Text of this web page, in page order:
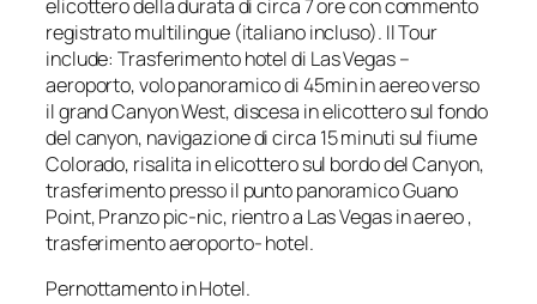
elicottero della durata di circa 7 ore con commento
registrato multilingue (italiano incluso). Il Tour
include: Trasferimento hotel di Las Vegas –
aeroporto, volo panoramico di 45min in aereo verso
il grand Canyon West, discesa in elicottero sul fondo
del canyon, navigazione di circa 15 minuti sul fiume
Colorado, risalita in elicottero sul bordo del Canyon,
trasferimento presso il punto panoramico Guano
Point, Pranzo pic-nic, rientro a Las Vegas in aereo ,
trasferimento aeroporto- hotel.
Pernottamento in Hotel.